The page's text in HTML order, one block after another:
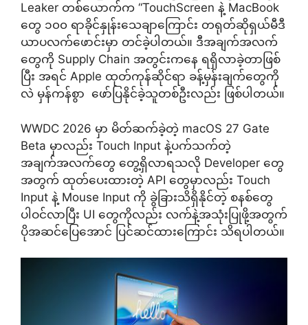
Leaker တစ်ယောက်က “TouchScreen နဲ့ MacBook
တွေ ၁၀၀ ရာခိုင်နှုန်းသေချာကြောင်း တရုတ်ဆိုရှယ်မီဒီ
ယာပလက်ဖောင်းမှာ တင်ခဲ့ပါတယ်။ ဒီအချက်အလက်
တွေကို Supply Chain အတွင်းကနေ ရရှိလာခဲ့တာဖြစ်
ပြီး အရင် Apple ထုတ်ကုန်ဆိုင်ရာ ခန့်မှန်းချက်တွေကို
လဲ မှန်ကန်စွာ ဖော်ပြနိုင်ခဲ့သူတစ်ဦးလည်း ဖြစ်ပါတယ်။
WWDC 2026 မှာ မိတ်ဆက်ခဲ့တဲ့ macOS 27 Gate
Beta မှာလည်း Touch Input နဲ့ပက်သက်တဲ့
အချက်အလက်တွေ တွေ့ရှိလာရသလို Developer တွေ
အတွက် ထုတ်ပေးထားတဲ့ API တွေမှာလည်း Touch
Input နဲ့ Mouse Input ကို ခွဲခြားသိရှိနိုင်တဲ့ စနစ်တွေ
ပါဝင်လာပြီး UI တွေကိုလည်း လက်နဲ့အသုံးပြုဖို့အတွက်
ပိုအဆင်ပြေအောင် ပြင်ဆင်ထားကြောင်း သိရပါတယ်။